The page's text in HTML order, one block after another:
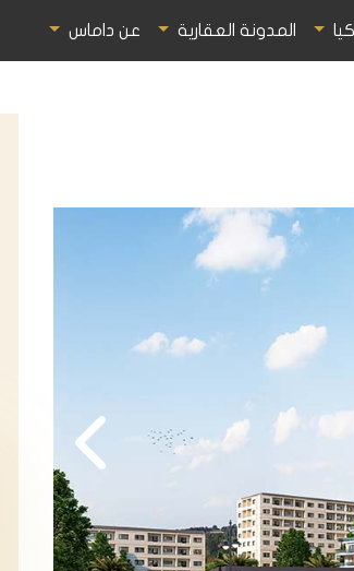
المدونة العقارية عن داماس